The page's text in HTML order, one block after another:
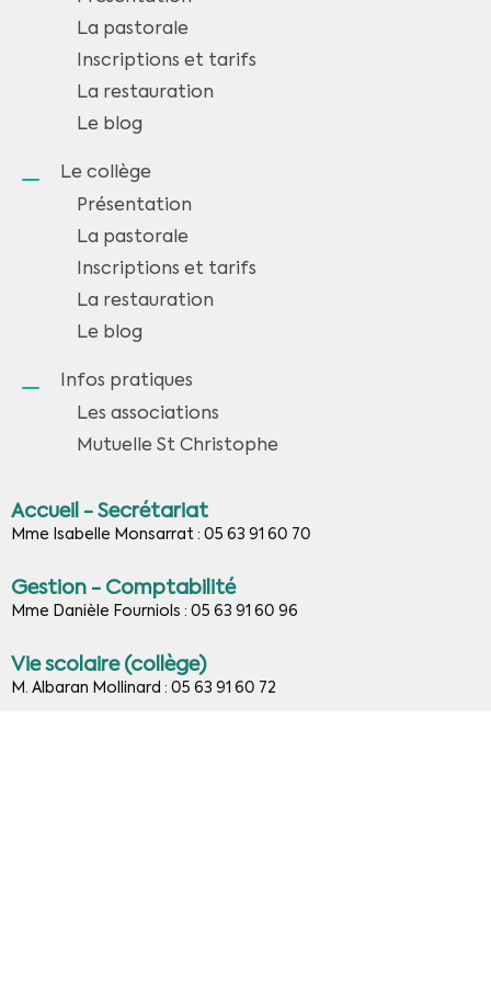
La pastorale
Inscriptions et tarifs
La restauration
Le blog
Le collège
Présentation
La pastorale
Inscriptions et tarifs
La restauration
Le blog
Infos pratiques
Les associations
Mutuelle St Christophe
Accueil - Secrétariat
Mme Isabelle Monsarrat : 05 63 91 60 70
Gestion - Comptabilité
Mme Danièle Fourniols : 05 63 91 60 96
Vie scolaire (collège)
M. Albaran Mollinard : 05 63 91 60 72